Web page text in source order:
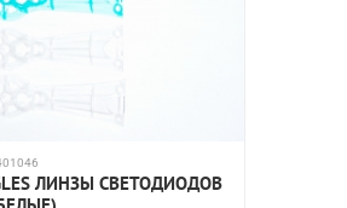
ЛИНЗЫ СВЕТОДИОДОВ